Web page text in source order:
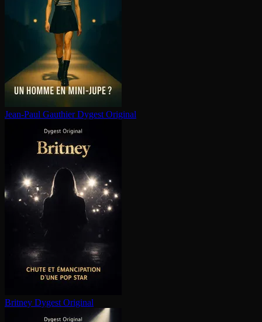
Jean-Paul Gauthier Dygest Original
Britney Dygest Original